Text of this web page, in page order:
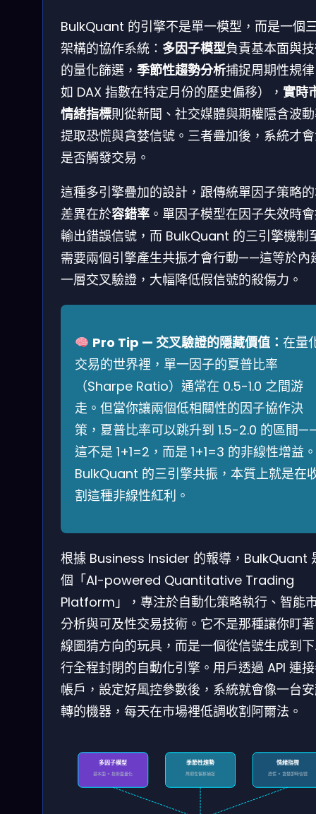
BulkQuant 的引擎不是單一模型，而是一個
架構的協作系統： 多因子模型負責基本面與
的量化篩選， 季節性趨勢分析捕捉周期性規
如 DAX 指數在特定月份的歷史偏移）， 實時
情緒指標則從新聞、社交媒體與期權隱含波
提取恐慌與貪婪信號。三者疊加後，系統才
是否觸發交易。
這種多引擎疊加的設計，跟傳統單因子策略
差異在於容錯率 。單因子模型在因子失效時
輸出錯誤信號，而 BulkQuant 的三引擎機制
需要兩個引擎產生共振才會行動——這等於內
一層交叉驗證，大幅降低假信號的殺傷力。
Pro Tip — 交叉驗證的隱藏價值： 在量
交易的世界裡，單一因子的夏普比率
（Sharpe Ratio）通常在 0.5-1.0 之間游
走。但當你讓兩個低相關性的因子協作決
策，夏普比率可以跳升到 1.5-2.0 的區間
這不是 1+1=2，而是 1+1=3 的非線性增益。
BulkQuant 的三引擎共振，本質上就是在
割這種非線性紅利。
根據 Business Insider 的報導，BulkQuant
個「AI-powered Quantitative Trading
Platform」，專注於自動化策略執行、智能
分析與可及性交易技術。它不是那種讓你盯
線圖猜方向的玩具，而是一個從信號生成到
行全程封閉的自動化引擎。用戶透過 API 連
帳戶，設定好風控參數後，系統就會像一台
轉的機器，每天在市場裡低調收割阿爾法。
多因子模型
基本面 × 技術面量化
季節性趨勢
周期性偏移捕捉
情緒指標
恐慌 × 貪婪即時信號